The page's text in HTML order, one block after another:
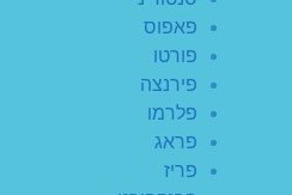
פאפוס
פורטו
פירנצה
פלרמו
פראג
פריז